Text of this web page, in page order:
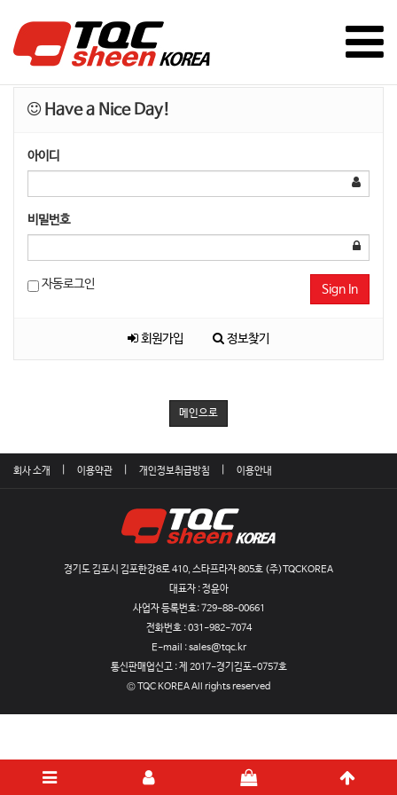
Have a Nice Day!
아이디
비밀번호
자동로그인 Sign In
회원가입 정보찾기
메인으로
회사 소개 이용약관 개인정보취급방침 이용안내
경기도 김포시 김포한강8로 410, 스타프라자 805호 (주)TQCKOREA
대표자 : 정윤아
사업자 등록번호:729-88-00661
전화번호 :031-982-7074
E-mail :sales@tqc.kr
통신판매업신고 :제 2017-경기김포-0757호
© TQC KOREA All rights reserved